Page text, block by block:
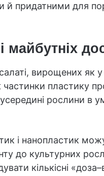
й придатними для
майбутніх
вирощених як у
частинки пластику
рослини в
і нанопластик
до культурних
кількісні